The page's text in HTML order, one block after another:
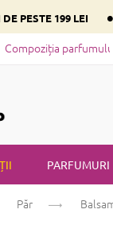
PESTE 199 LEI •
Compoziția
PARFUMURI
Păr